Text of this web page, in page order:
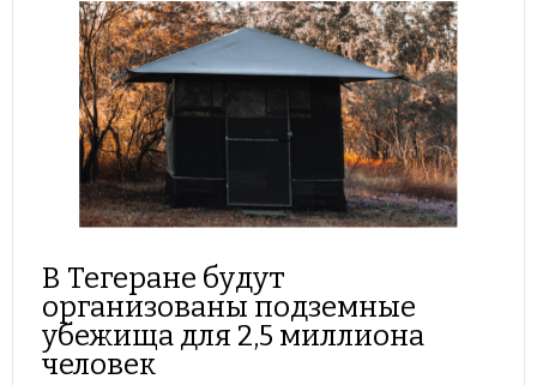
В Тегеране будут
организованы подземные
убежища для 2,5 миллиона
человек